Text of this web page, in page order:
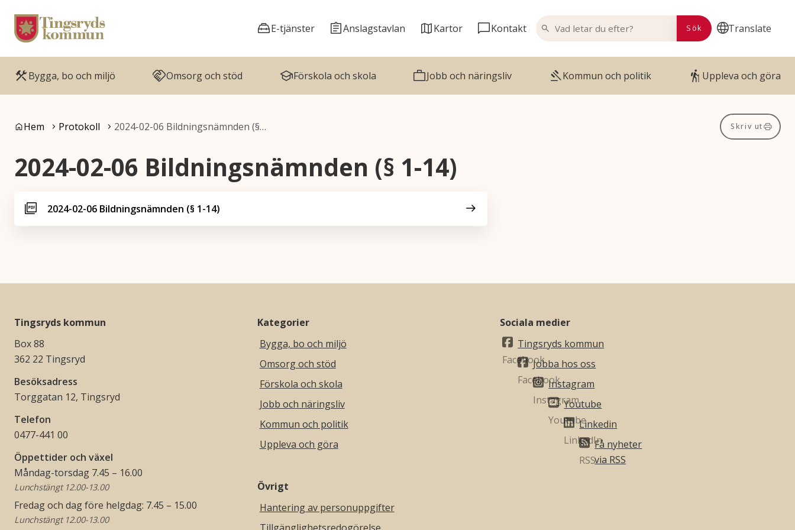
Gå till innehåll
Gå till huvudmeny
Translate
E-tjänster Anslagstavlan Kartor Kontakt
VAD LETAR DU EFTER?
Sök
Bygga, bo och miljö Omsorg och stöd Förskola och skola Jobb och näringsliv Kommun och politik Uppleva och göra
Du är här:
Hem Protokoll 2024-02-06 Bildningsnämnden (§… Skriv ut
2024-02-06 Bildningsnämnden (§ 1-14)
2024-02-06 Bildningsnämnden (§ 1-14)
Tingsryds kommun
Box 88
362 22 Tingsryd
Besöksadress
Torggatan 12, Tingsryd
Telefon
0477-441 00
Öppettider och växel
Måndag-torsdag 7.45 – 16.00
Lunchstängt 12.00-13.00
Fredag och dag före helgdag: 7.45 – 15.00
Lunchstängt 12.00-13.00
Kategorier
Bygga, bo och miljö
Omsorg och stöd
Förskola och skola
Jobb och näringsliv
Kommun och politik
Uppleva och göra
Övrigt
Hantering av personuppgifter
Sociala medier
Tingsryds kommun
Jobba hos oss
Instagram
Youtube
Linkedin
Få nyheter
via RSS